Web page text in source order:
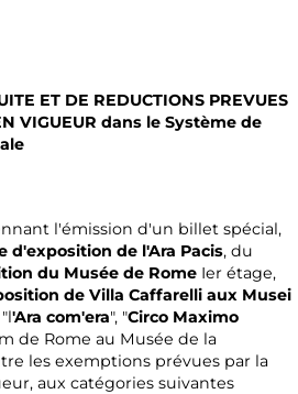
ET DE REDUCTIONS PREVUES
VIGUEUR dans le Système de
l'émission d'un billet spécial,
d'exposition de l'Ara Pacis, du
du Musée de Rome Ier étage,
de Villa Caffarelli aux Musei
'Ara com'era", "Circo Maximo
de Rome au Musée de la
les exemptions prévues par la
aux catégories suivantes